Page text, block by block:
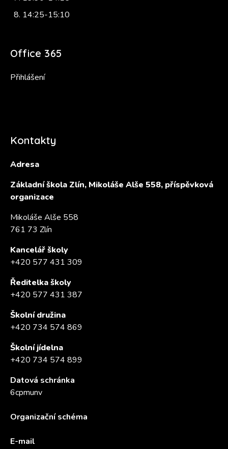
14:25-15:10
Office 365
Přihlášení
Kontakty
Adresa
Základní škola Zlín, Mikoláše Alše 558, příspěvková
organizace
Mikoláše Alše 558
761 73 Zlín
Kancelář školy
+420 577 431 309
Ředitelka školy
+420 577 431 387
Školní družina
+420 734 574 869
Školní jídelna
+420 734 574 899
Datová schránka
6cpmunv
Organizační schéma
E-mail